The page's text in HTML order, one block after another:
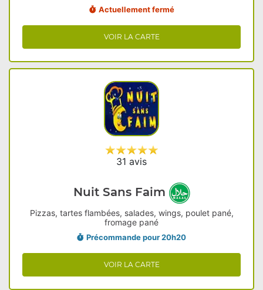
Actuellement fermé
VOIR LA CARTE
31 avis
Nuit Sans Faim
Pizzas, tartes flambées, salades, wings, poulet pané,
fromage pané
Précommande pour 20h20
VOIR LA CARTE